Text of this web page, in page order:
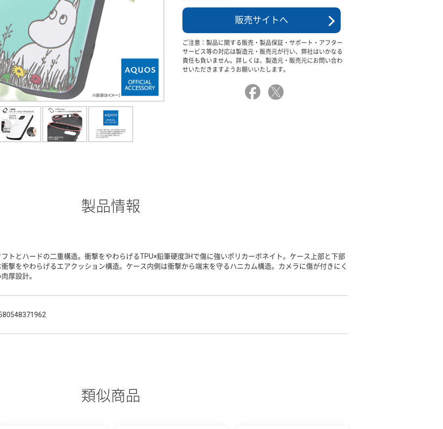
販売サイトへ
ご注意：製品に関する販売・製品保証・サポート・アフター
サービス等の対応は製造元・販売元が行い、弊社はいかなる
責任も負いません。詳しくは、製造元・販売元にお問い合わ
せいただきますようお願いいたします。
製品情報
フトとハードの二重構造。衝撃をやわらげるTPU×鉛筆硬度3Hで傷に強いポリカーボネイト。ケース上部と下部
衝撃をやわらげるエアクッション構造。ケース内側は衝撃から端末を守るハニカム構造。カメラに傷が付きにく
厚設計。
類似商品